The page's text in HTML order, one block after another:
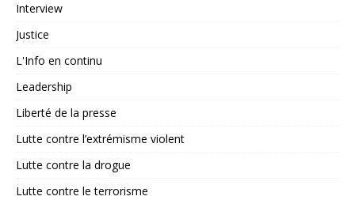
Interview
Justice
L'Info en continu
Leadership
Liberté de la presse
Lutte contre l’extrémisme violent
Lutte contre la drogue
Lutte contre le terrorisme